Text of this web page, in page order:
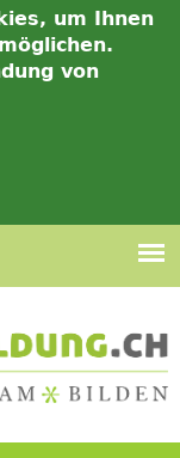
um Ihnen
von